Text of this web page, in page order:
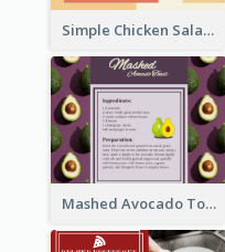
Simple Chicken Salad Recipe Card
Mashed Avocado Toast Recipe Card